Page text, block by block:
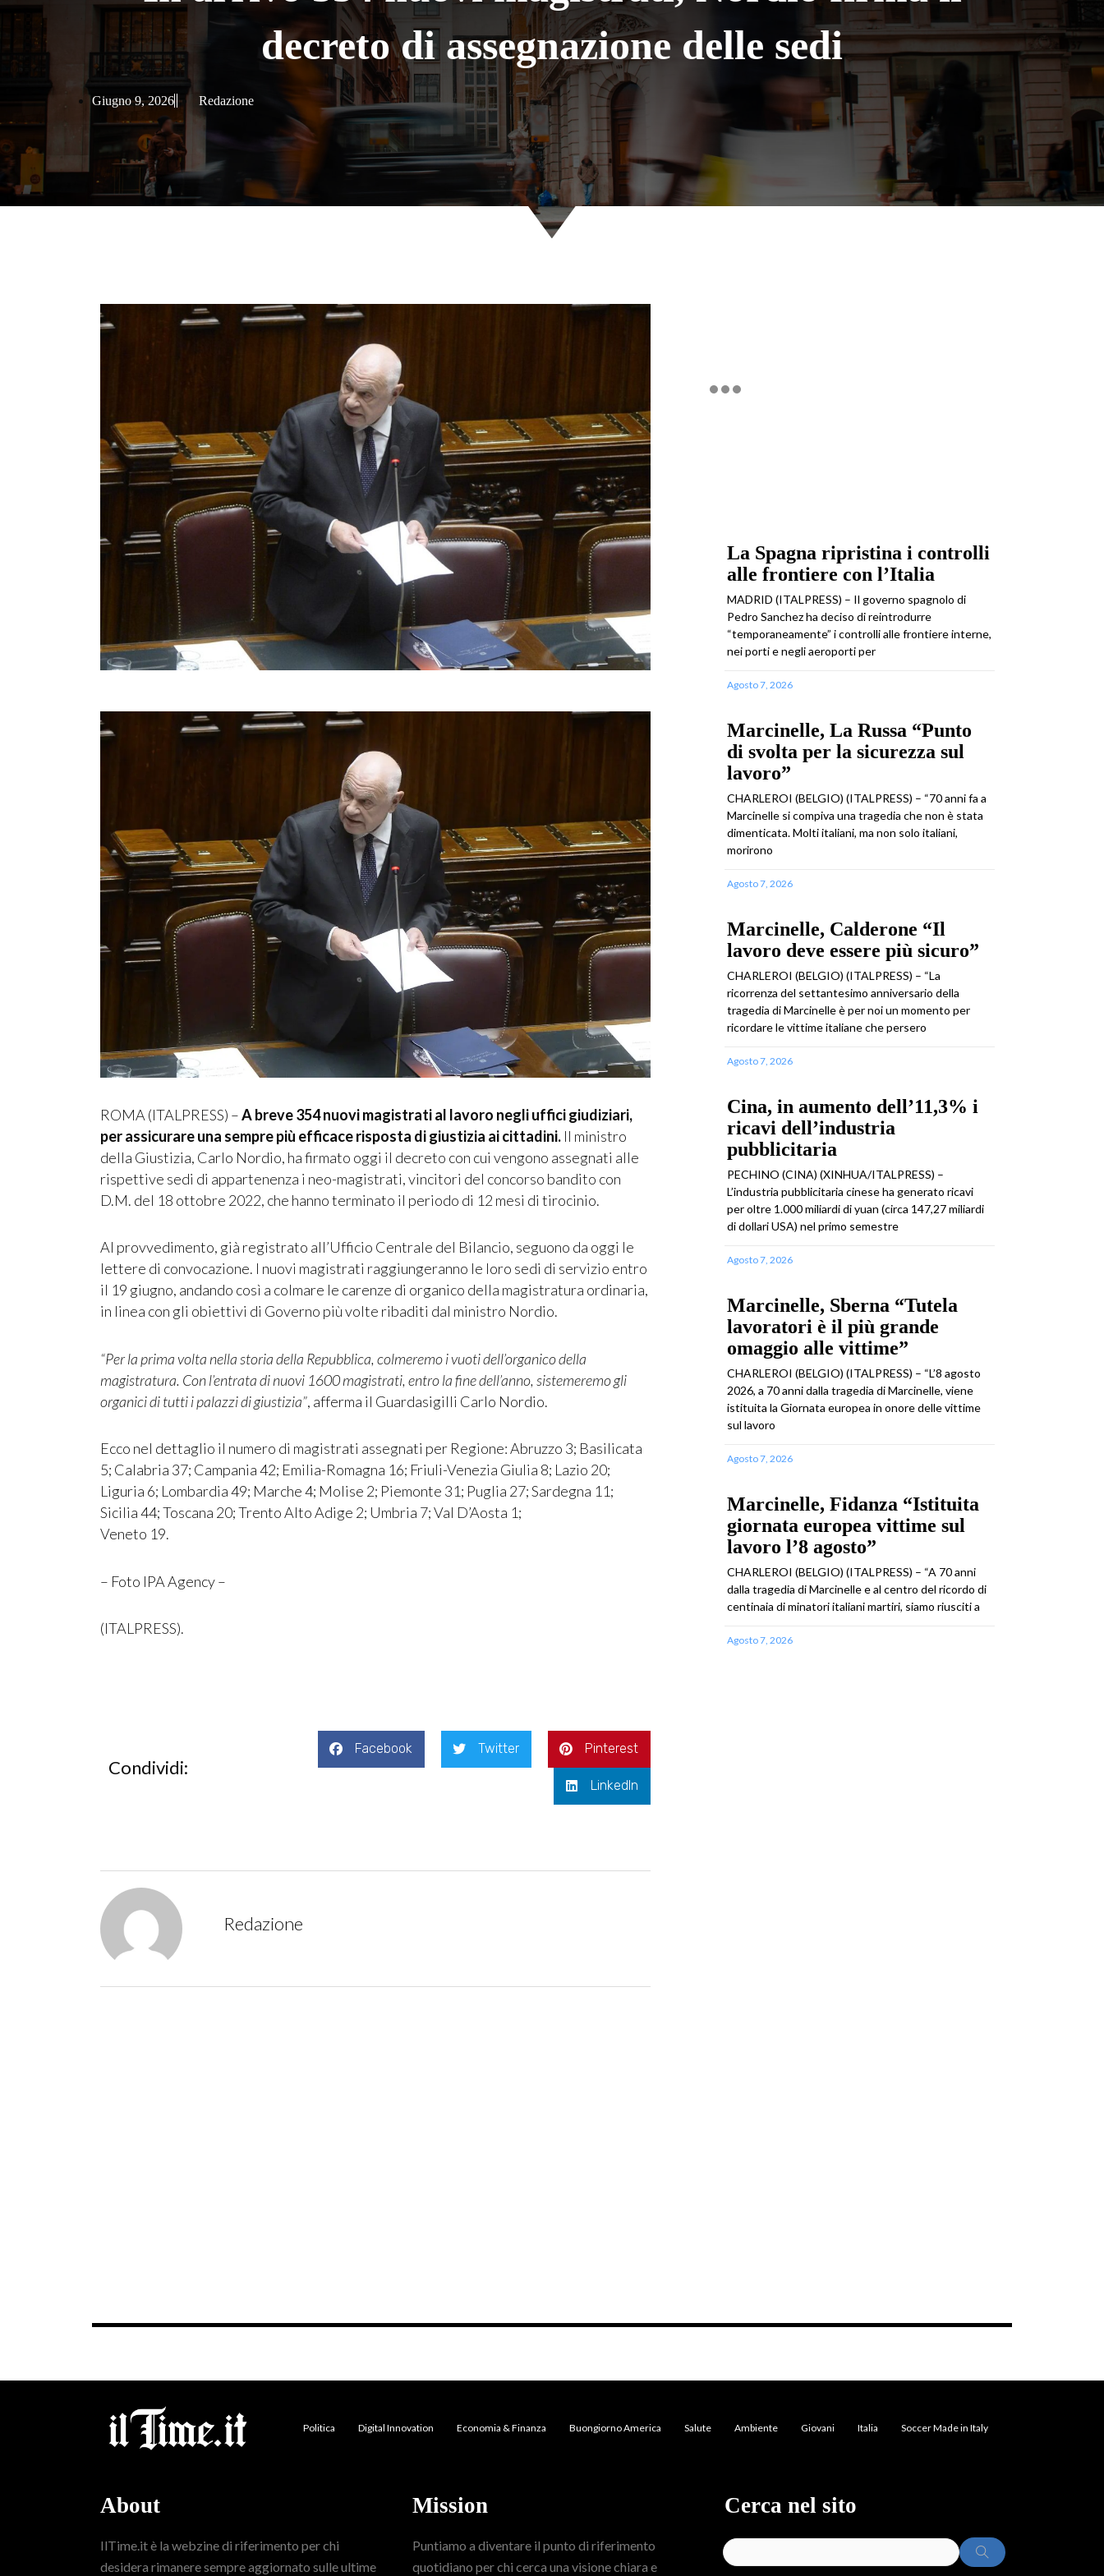
decreto di assegnazione delle sedi
Giugno 9, 2026 Redazione
ROMA (ITALPRESS) –A breve 354 nuovi magistrati al lavoro negli uffici giudiziari,
per assicurare una sempre più efficace risposta di giustizia ai cittadini. Il ministro
della Giustizia, Carlo Nordio, ha firmato oggi il decreto con cui vengono assegnati alle
rispettive sedi di appartenenza i neo-magistrati, vincitori del concorso bandito con
D.M. del 18 ottobre 2022, che hanno terminato il periodo di 12 mesi di tirocinio.
Al provvedimento, già registrato all’Ufficio Centrale del Bilancio, seguono da oggi le
lettere di convocazione. I nuovi magistrati raggiungeranno le loro sedi di servizio entro
il 19 giugno, andando così a colmare le carenze di organico della magistratura ordinaria,
in linea con gli obiettivi di Governo più volte ribaditi dal ministro Nordio.
“Per la prima volta nella storia della Repubblica, colmeremo i vuoti dell’organico della
magistratura. Con l’entrata di nuovi 1600 magistrati, entro la fine dell’anno, sistemeremo gli
organici di tutti i palazzi di giustizia”, afferma il Guardasigilli Carlo Nordio.
Ecco nel dettaglio il numero di magistrati assegnati per Regione: Abruzzo 3; Basilicata
5; Calabria 37; Campania 42; Emilia-Romagna 16; Friuli-Venezia Giulia 8; Lazio 20;
Liguria 6; Lombardia 49; Marche 4; Molise 2; Piemonte 31; Puglia 27; Sardegna 11;
Sicilia 44; Toscana 20; Trento Alto Adige 2; Umbria 7; Val D’Aosta 1;
Veneto 19.
– Foto IPA Agency –
(ITALPRESS).
Condividi:
Facebook Twitter Pinterest
LinkedIn
Redazione
La Spagna ripristina i controlli
alle frontiere con l’Italia
MADRID (ITALPRESS) – Il governo spagnolo di
Pedro Sanchez ha deciso di reintrodurre
“temporaneamente” i controlli alle frontiere interne,
nei porti e negli aeroporti per
Agosto 7, 2026
Marcinelle, La Russa “Punto
di svolta per la sicurezza sul
lavoro”
CHARLEROI (BELGIO) (ITALPRESS) – “70 anni fa a
Marcinelle si compiva una tragedia che non è stata
dimenticata. Molti italiani, ma non solo italiani,
morirono
Agosto 7, 2026
Marcinelle, Calderone “Il
lavoro deve essere più sicuro”
CHARLEROI (BELGIO) (ITALPRESS) – “La
ricorrenza del settantesimo anniversario della
tragedia di Marcinelle è per noi un momento per
ricordare le vittime italiane che persero
Agosto 7, 2026
Cina, in aumento dell’11,3% i
ricavi dell’industria
pubblicitaria
PECHINO (CINA) (XINHUA/ITALPRESS) –
L’industria pubblicitaria cinese ha generato ricavi
per oltre 1.000 miliardi di yuan (circa 147,27 miliardi
di dollari USA) nel primo semestre
Agosto 7, 2026
Marcinelle, Sberna “Tutela
lavoratori è il più grande
omaggio alle vittime”
CHARLEROI (BELGIO) (ITALPRESS) – “L’8 agosto
2026, a 70 anni dalla tragedia di Marcinelle, viene
istituita la Giornata europea in onore delle vittime
sul lavoro
Agosto 7, 2026
Marcinelle, Fidanza “Istituita
giornata europea vittime sul
lavoro l’8 agosto”
CHARLEROI (BELGIO) (ITALPRESS) – “A 70 anni
dalla tragedia di Marcinelle e al centro del ricordo di
centinaia di minatori italiani martiri, siamo riusciti a
Agosto 7, 2026
Politica Digital Innovation Economia & Finanza Buongiorno America Salute Ambiente Giovani Italia Soccer Made in Italy
About
IlTime.it è la webzine di riferimento per chi
desidera rimanere sempre aggiornato sulle ultime
Mission
Puntiamo a diventare il punto di riferimento
quotidiano per chi cerca una visione chiara e
Cerca nel sito